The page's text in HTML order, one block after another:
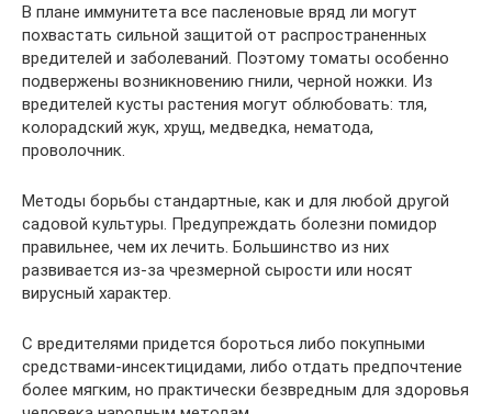
В плане иммунитета все пасленовые вряд ли могут
похвастать сильной защитой от распространенных
вредителей и заболеваний. Поэтому томаты особенно
подвержены возникновению гнили, черной ножки. Из
вредителей кусты растения могут облюбовать: тля,
колорадский жук, хрущ, медведка, нематода,
проволочник.
Методы борьбы стандартные, как и для любой другой
садовой культуры. Предупреждать болезни помидор
правильнее, чем их лечить. Большинство из них
развивается из-за чрезмерной сырости или носят
вирусный характер.
С вредителями придется бороться либо покупными
средствами-инсектицидами, либо отдать предпочтение
более мягким, но практически безвредным для здоровья